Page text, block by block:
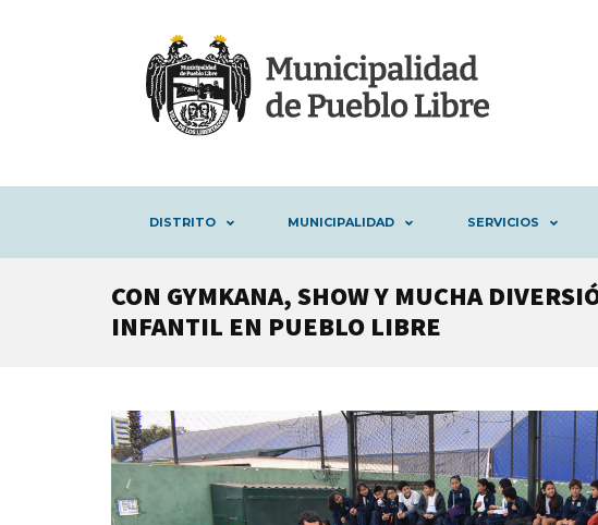
DISTRITO MUNICIPALIDAD SERVICIOS
CON GYMKANA, SHOW Y MUCHA
INFANTIL EN PUEBLO LIBRE